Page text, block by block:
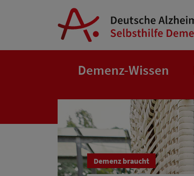
Springe zum Hauptinhalt
Demenz-Wissen
Demenz braucht